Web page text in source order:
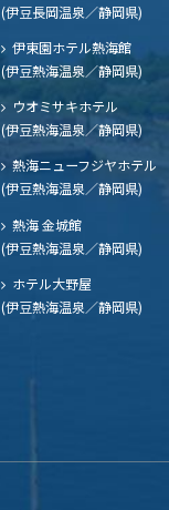
(伊豆長岡温泉／静岡県)
伊東園ホテル熱海館
(伊豆熱海温泉／静岡県)
ウオミサキホテル
(伊豆熱海温泉／静岡県)
熱海ニューフジヤホテル
(伊豆熱海温泉／静岡県)
熱海 金城館
(伊豆熱海温泉／静岡県)
ホテル大野屋
(伊豆熱海温泉／静岡県)